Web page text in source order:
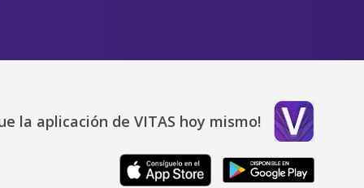
la aplicación de VITAS hoy mismo!